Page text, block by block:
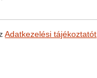
Adatkezelési tájékoztatót